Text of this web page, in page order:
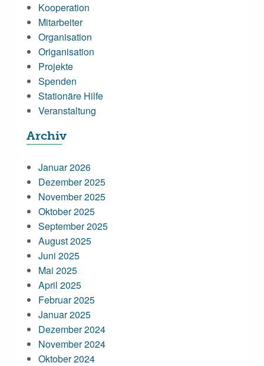
Kooperation
Mitarbeiter
Organisation
Origanisation
Projekte
Spenden
Stationäre Hilfe
Veranstaltung
Archiv
Januar 2026
Dezember 2025
November 2025
Oktober 2025
September 2025
August 2025
Juni 2025
Mai 2025
April 2025
Februar 2025
Januar 2025
Dezember 2024
November 2024
Oktober 2024